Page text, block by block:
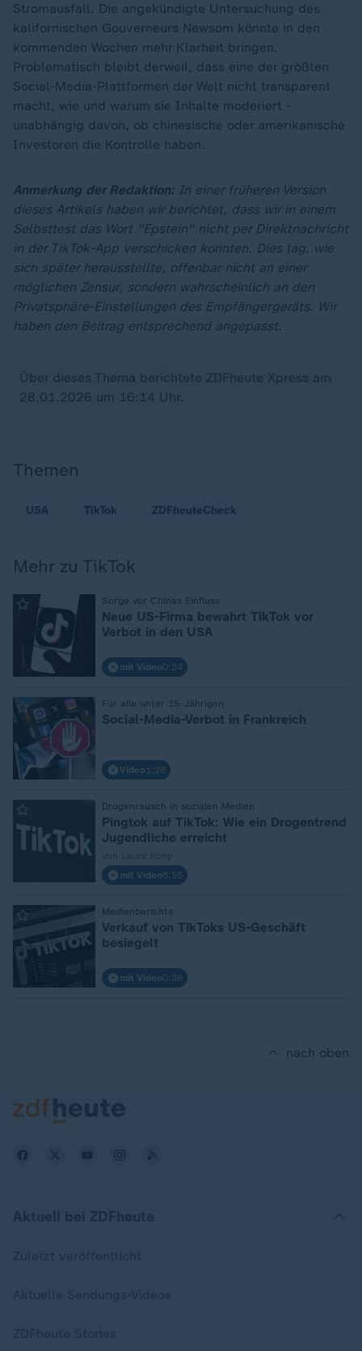
Stromausfall. Die angekündigte Untersuchung des
kalifornischen Gouverneurs Newsom könnte in den
kommenden Wochen mehr Klarheit bringen.
Problematisch bleibt derweil, dass eine der größten
Social-Media-Plattformen der Welt nicht transparent
macht, wie und warum sie Inhalte moderiert -
unabhängig davon, ob chinesische oder amerikanische
Investoren die Kontrolle haben.
Anmerkung der Redaktion: In einer früheren Version
dieses Artikels haben wir berichtet, dass wir in einem
Selbsttest das Wort "Epstein" nicht per Direktnachricht
in der TikTok-App verschicken konnten. Dies lag, wie
sich später herausstellte, offenbar nicht an einer
möglichen Zensur, sondern wahrscheinlich an den
Privatsphäre-Einstellungen des Empfängergeräts. Wir
haben den Beitrag entsprechend angepasst.
Über dieses Thema berichtete ZDFheute Xpress am
28.01.2026 um 16:14 Uhr.
Themen
USA TikTok ZDFheuteCheck
Mehr zu TikTok
Sorge vor Chinas Einfluss
Neue US-Firma bewahrt TikTok vor
Verbot in den USA
mit Video0:24
Für alle unter 15-Jährigen
Social-Media-Verbot in Frankreich
Video 1:28
Drogenrausch in sozialen Medien
Pingtok auf TikTok: Wie ein Drogentrend
Jugendliche erreicht
mit Video8:55
Medienberichte
Verkauf von TikToks US-Geschäft
besiegelt
mit Video0:36
nach oben